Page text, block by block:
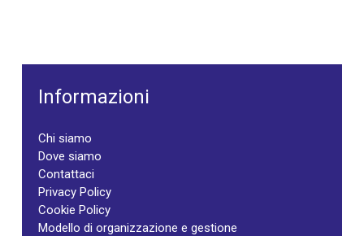
Informazioni
Chi siamo
Dove siamo
Contattaci
Privacy Policy
Cookie Policy
Modello di organizzazione e gestione